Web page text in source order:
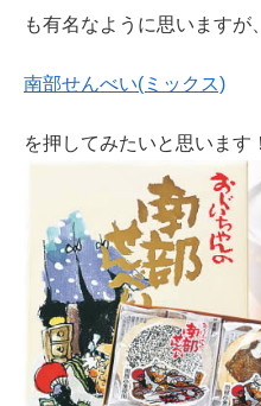
も有名なように思いますが
南部せんべい(ミックス)
を押してみたいと思います！